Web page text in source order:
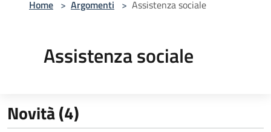
Home > Argomenti > Assistenza sociale
Assistenza sociale
Novità (4)